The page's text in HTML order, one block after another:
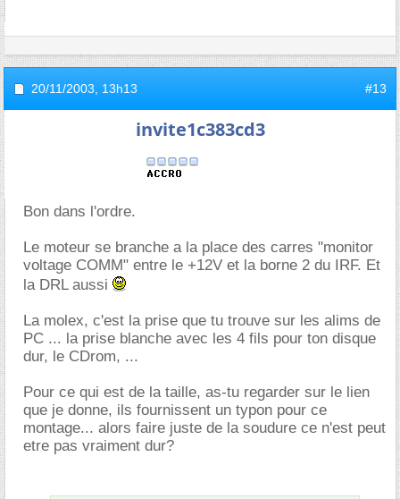
20/11/2003, 13h13 #13
invite1c383cd3
Bon dans l'ordre.
Le moteur se branche a la place des carres "monitor
voltage COMM" entre le +12V et la borne 2 du IRF. Et
la DRL aussi
La molex, c'est la prise que tu trouve sur les alims de
PC ... la prise blanche avec les 4 fils pour ton disque
dur, le CDrom, ...
Pour ce qui est de la taille, as-tu regarder sur le lien
que je donne, ils fournissent un typon pour ce
montage... alors faire juste de la soudure ce n'est peut
etre pas vraiment dur?